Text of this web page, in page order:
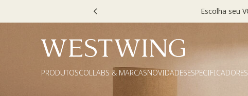
PRODUTOSCOLLABS & MARCASNOVIDADESESPECIFICADORES